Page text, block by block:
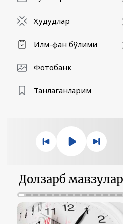
Ҳудудлар
Илм-фан бўлими
Фотобанк
Танлаганларим
Долзарб мавзулар